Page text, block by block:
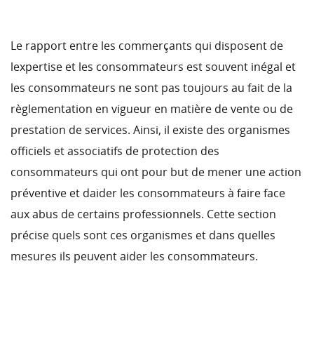
Le rapport entre les commerçants qui disposent de
lexpertise et les consommateurs est souvent inégal et
les consommateurs ne sont pas toujours au fait de la
règlementation en vigueur en matière de vente ou de
prestation de services. Ainsi, il existe des organismes
officiels et associatifs de protection des
consommateurs qui ont pour but de mener une action
préventive et daider les consommateurs à faire face
aux abus de certains professionnels. Cette section
précise quels sont ces organismes et dans quelles
mesures ils peuvent aider les consommateurs.